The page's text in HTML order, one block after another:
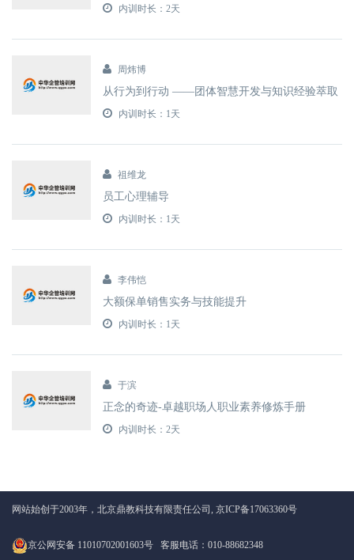
内训时长：2天
周炜博
从行为到行动 ——团体智慧开发与知识经验萃取
内训时长：1天
祖维龙
员工心理辅导
内训时长：1天
李伟恺
大额保单销售实务与技能提升
内训时长：1天
于滨
正念的奇迹-卓越职场人职业素养修炼手册
内训时长：2天
网站始创于2003年，北京鼎教科技有限责任公司, 京ICP备17063360号
京公网安备 11010702001603号 客服电话：010-88682348